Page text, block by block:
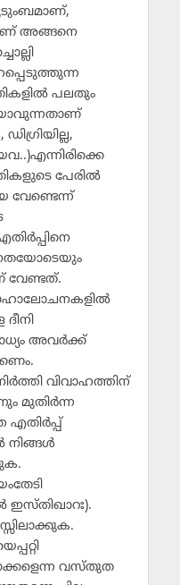
അങ്ങനെ
പലതും
പേരില്‍
വേണ്ടെന്ന്
വേണ്ടത്.
അവര്‍ക്ക്
വിവാഹത്തിന്
മുതിര്‍ന്ന
എതിര്‍പ്പ്
നിങ്ങള്‍
വസ്തുത